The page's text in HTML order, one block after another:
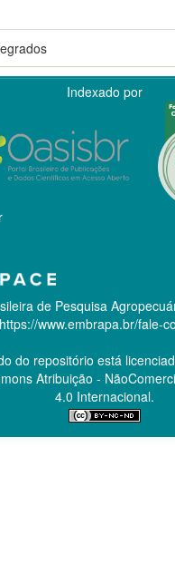
Indexado por
de Pesquisa
https://www.embrapa.br/fale-
do repositório está
Atribuição -
4.0 Internacional.